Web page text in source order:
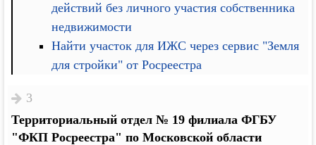
действий без личного участия собственника
недвижимости
Найти участок для ИЖС через сервис "Земля
для стройки" от Росреестра
3
Территориальный отдел № 19 филиала ФГБУ
"ФКП Росреестра" по Московской области